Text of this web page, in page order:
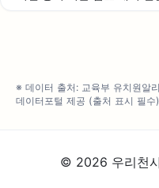
※ 데이터 출처: 교육부 유치원
데이터포털 제공 (출처 표시 필수)
© 2026 우리천